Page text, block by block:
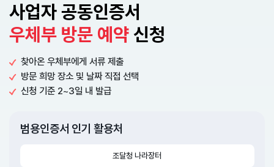
사업자 공동인증서
우체부 방문 예약신청
찾아온 우체부에게 서류 제출
방문 희망 장소 및 날짜 직접 선택
신청 기준 2~3일 내 발급
범용인증서 인기 활용처
조달청 나라장터